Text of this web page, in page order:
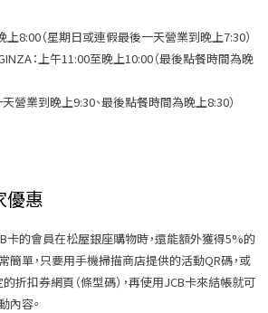
上8:00（星期日或連假最後一天營業到晚上7:30）
：上午11:00至晚上10:00（最後點餐時間為晚
營業到晚上9:30、最後點餐時間為晚上8:30）
優惠
卡的會員在松屋銀座購物時，還能額外獲得5%的
簡單，只要用手機掃描商店提供的活動QR碼，或
折扣券網頁（條型碼），再使用JCB卡來結帳就可
內容。